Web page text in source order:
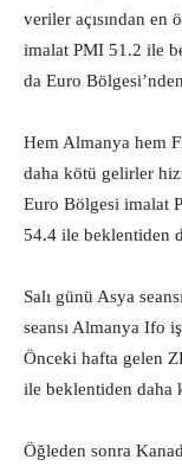
veriler açısından en
imalat PMI 51.2 ile
da Euro
Hem Almanya hem
daha kötü gelirler
Euro Bölgesi imalat
54.4 ile beklentiden
Salı günü Asya
seansı Almanya Ifo
Önceki hafta gelen
ile beklentiden daha
Öğleden sonra